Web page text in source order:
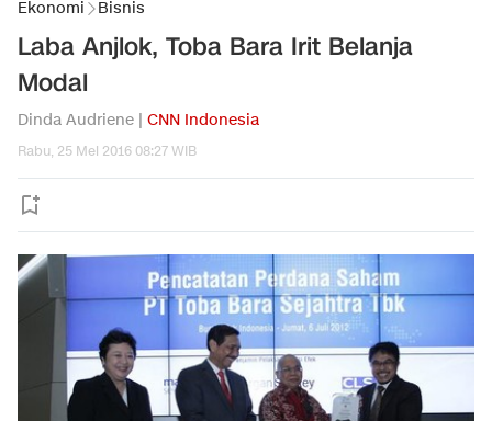
Ekonomi Bisnis
Laba Anjlok, Toba Bara Irit Belanja
Modal
Dinda Audriene | CNN Indonesia
Rabu, 25 Mei 2016 08:27 WIB